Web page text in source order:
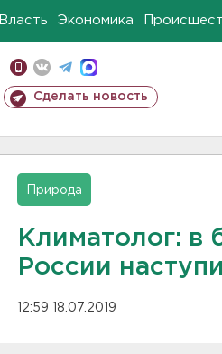
Власть Экономика
Сделать новость
Природа
Климатолог: в
России
12:59 18.07.2019